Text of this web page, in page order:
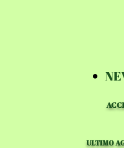
ULTIMO